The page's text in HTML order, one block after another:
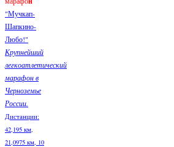
"Мучкап-
Шапкино-
Любо!"
Крупнейший
легкоатлетический
марафон в
Черноземье
России.
Дистанции:
42,195 км,
21,0975 км, 10